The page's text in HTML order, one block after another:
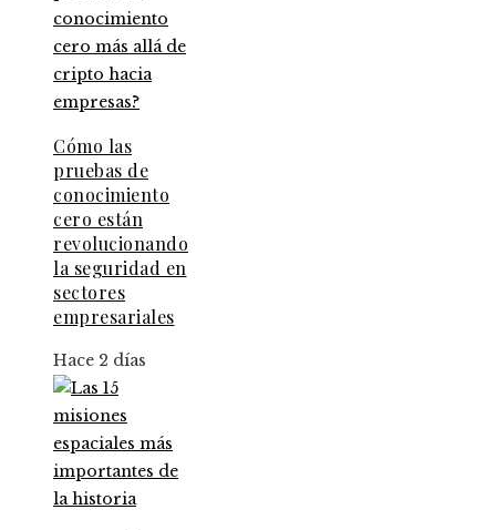
Cómo las
pruebas de
conocimiento
cero están
revolucionando
la seguridad en
sectores
empresariales
Hace 2 días